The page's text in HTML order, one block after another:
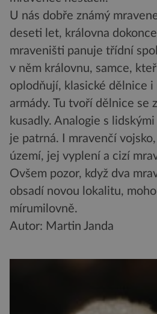
U nás dobře známý
deseti let, královna
mraveništi panuje třídní
v něm královnu, samce,
oplodňují, klasické dělnice i
armády. Tu tvoří dělnice se
kusadly. Analogie s
je patrná. I mravenčí
území, jej vyplení a cizí
Ovšem pozor, když dva
obsadí novou lokalitu,
mírumilovně.
Autor: Martin Janda